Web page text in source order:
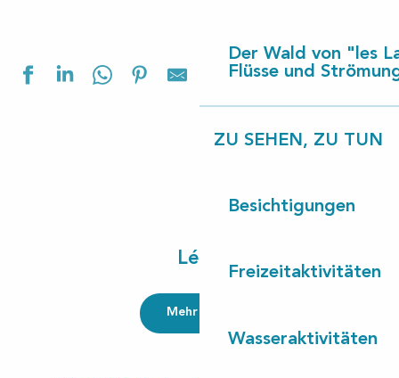
Der Wald von "les
Flüsse und
ZU SEHEN, ZU TUN
Besichtigungen
Freizeitaktivitäten
Wasseraktivitäten
Ajouter aux
Village Vacances les Chênes de Léon
Léon
Mehr lesen